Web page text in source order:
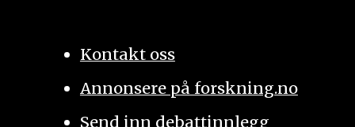
Kontakt oss
Annonsere på forskning.no
Send inn debattinnlegg